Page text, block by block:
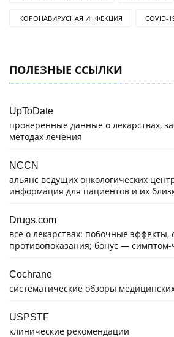
КОРОНАВИРУСНАЯ ИНФЕКЦИЯ COVID-
ПОЛЕЗНЫЕ ССЫЛКИ
UpToDate
проверенные данные о лекарствах,
методах лечения
NCCN
альянс ведущих онкологических
информация для пациентов и их
Drugs.com
все о лекарствах: побочные эффекты,
противопоказания; бонус — симптом-
Cochrane
систематические обзоры
USPSTF
клинические рекомендации